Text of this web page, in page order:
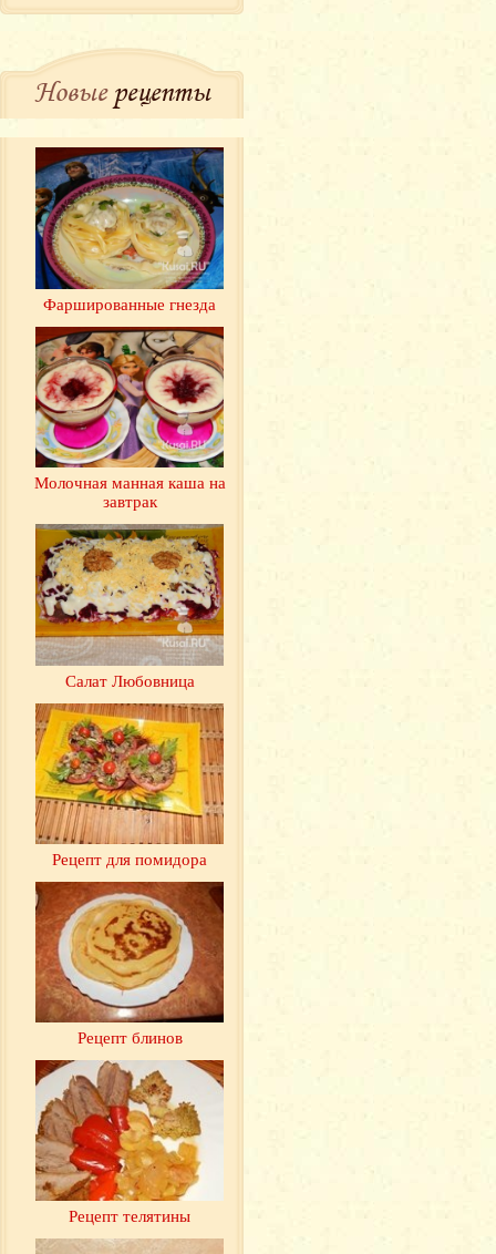
Новыерецепты
Фаршированные гнезда
Молочная манная каша на
завтрак
Салат Любовница
Рецепт для помидора
Рецепт блинов
Рецепт телятины